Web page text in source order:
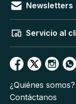
Newsletters
Servicio al
¿Quiénes somos?
Contáctanos